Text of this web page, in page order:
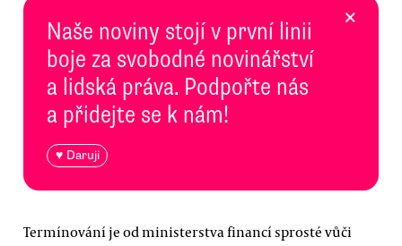
Naše noviny stojí v první linii
boje za svobodné novinářství
a lidská práva. Podpořte nás
a přidejte se k nám!
♥ Daruji
×
Termínování je od ministerstva financí sprosté vůči